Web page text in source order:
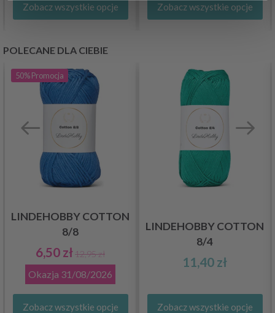
Zobacz wszystkie opcje Zobacz wszystkie opcje
POLECANE DLA CIEBIE
50%Promocja
LINDEHOBBY COTTON
8/8
6,50 zł12,95 zł
Okazja 31/08/2026
Zobacz wszystkie opcje
LINDEHOBBY COTTON
8/4
11,40 zł
Zobacz wszystkie opcje